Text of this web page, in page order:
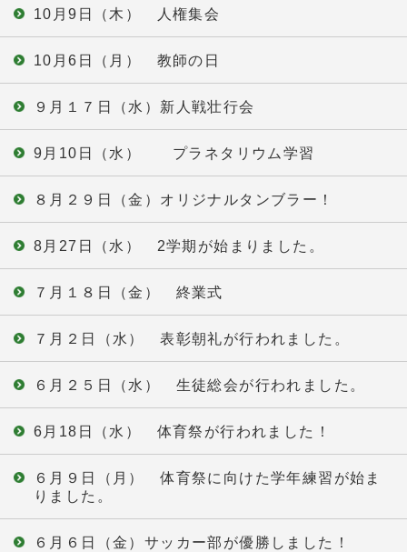
10月9日（木） 人権集会
10月6日（月） 教師の日
９月１７日（水）新人戦壮行会
9月10日（水） プラネタリウム学習
８月２９日（金）オリジナルタンブラー！
8月27日（水） 2学期が始まりました。
７月１８日（金） 終業式
７月２日（水） 表彰朝礼が行われました。
６月２５日（水） 生徒総会が行われました。
6月18日（水） 体育祭が行われました！
６月９日（月） 体育祭に向けた学年練習が始ま
りました。
６月６日（金）サッカー部が優勝しました！